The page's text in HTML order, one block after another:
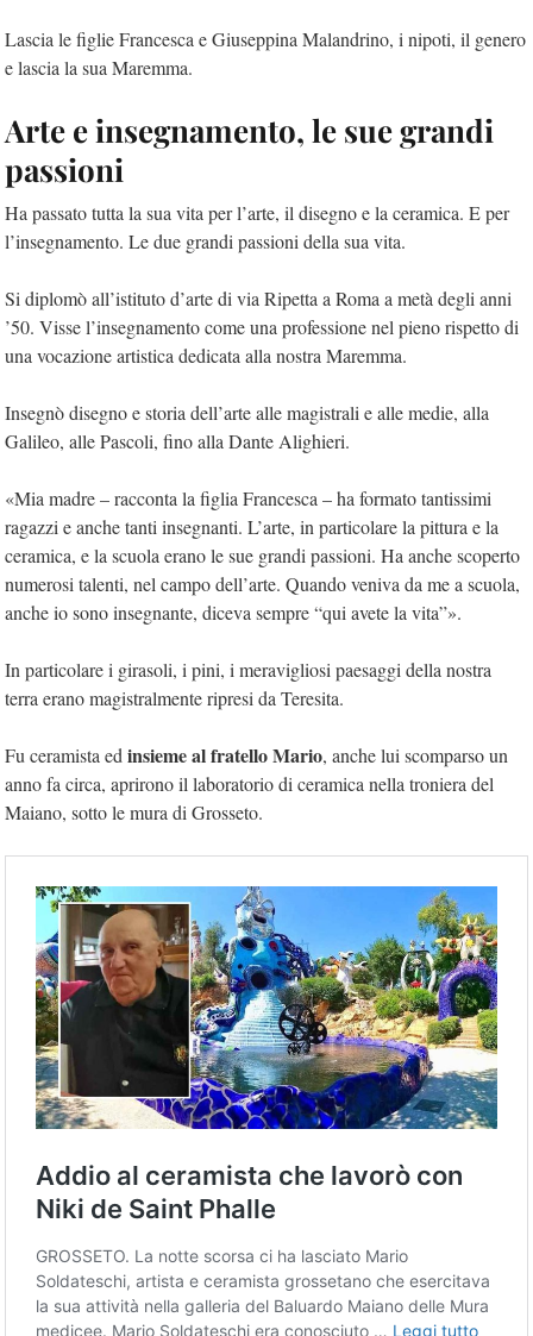
Lascia le figlie Francesca e Giuseppina Malandrino, i nipoti, il genero
e lascia la sua Maremma.
Arte e insegnamento, le sue grandi
passioni
Ha passato tutta la sua vita per l’arte, il disegno e la ceramica. E per
l’insegnamento. Le due grandi passioni della sua vita.
Si diplomò all’istituto d’arte di via Ripetta a Roma a metà degli anni
’50. Visse l’insegnamento come una professione nel pieno rispetto di
una vocazione artistica dedicata alla nostra Maremma.
Insegnò disegno e storia dell’arte alle magistrali e alle medie, alla
Galileo, alle Pascoli, fino alla Dante Alighieri.
«Mia madre – racconta la figlia Francesca – ha formato tantissimi
ragazzi e anche tanti insegnanti. L’arte, in particolare la pittura e la
ceramica, e la scuola erano le sue grandi passioni. Ha anche scoperto
numerosi talenti, nel campo dell’arte. Quando veniva da me a scuola,
anche io sono insegnante, diceva sempre “qui avete la vita”».
In particolare i girasoli, i pini, i meravigliosi paesaggi della nostra
terra erano magistralmente ripresi da Teresita.
Fu ceramista ed insieme al fratello Mario, anche lui scomparso un
anno fa circa, aprirono il laboratorio di ceramica nella troniera del
Maiano, sotto le mura di Grosseto.